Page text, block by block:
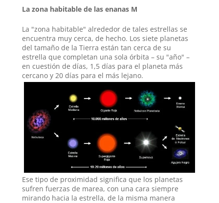
La zona habitable de las enanas M
La "zona habitable" alrededor de tales estrellas se
encuentra muy cerca, de hecho. Los siete planetas
del tamaño de la Tierra están tan cerca de su
estrella que completan una sola órbita – su "año" –
en cuestión de días, 1,5 días para el planeta más
cercano y 20 días para el más lejano.
Ese tipo de proximidad significa que los planetas
sufren fuerzas de marea, con una cara siempre
mirando hacia la estrella, de la misma manera